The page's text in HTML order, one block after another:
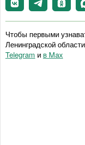
Чтобы первыми
Ленинградской
Telegram и в Maх